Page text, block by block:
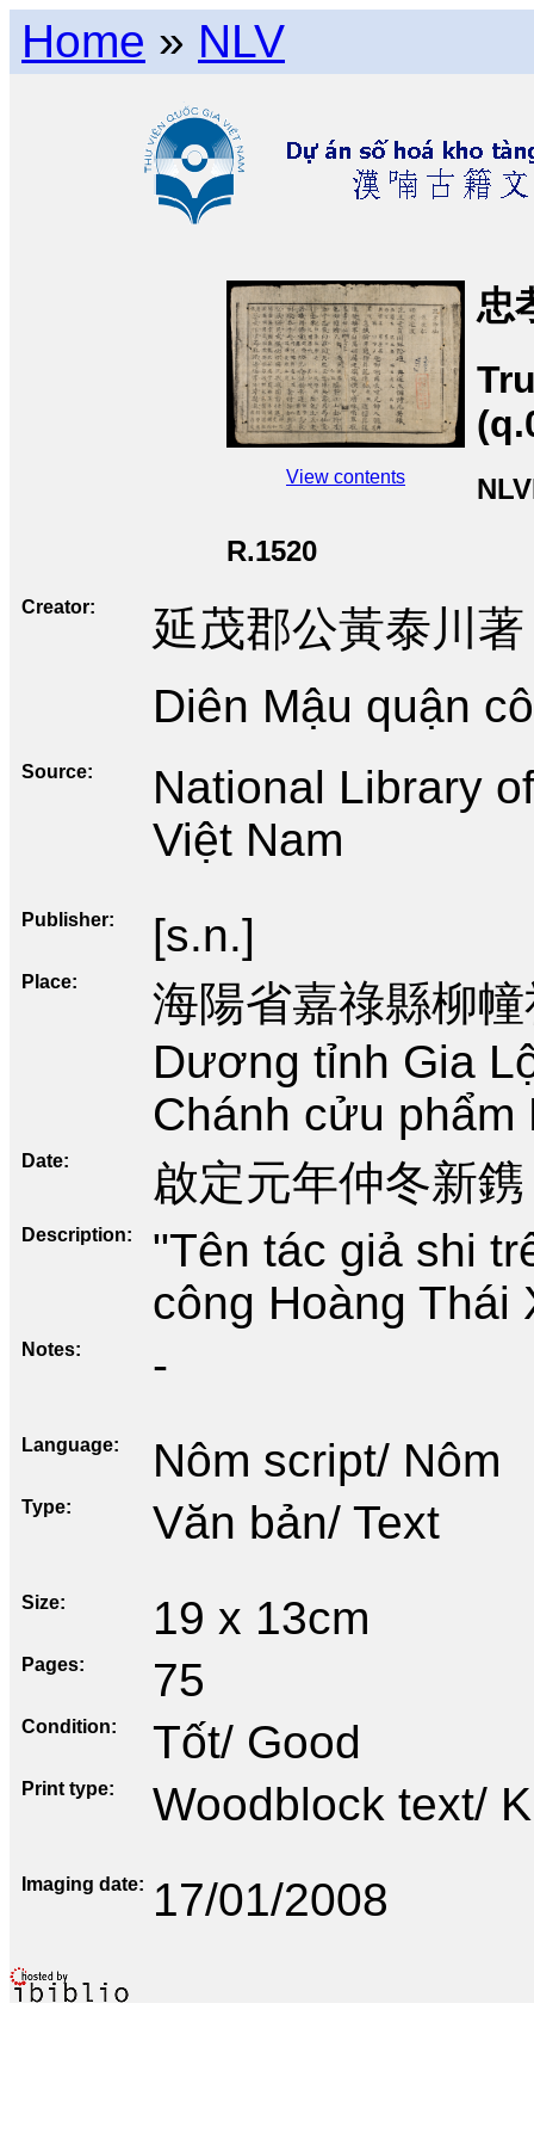
Home » NLV
View contents
忠
R.1520
Creator
延茂郡公黃泰川著
Diên Mậu quận
Source
National Library
Việt Nam
Publisher [s.n.]
Place
海陽省嘉祿縣柳
Dương tỉnh Gia
Chánh cửu phẩm
Date 啟定元年仲冬新鎸
Description
"Tên tác giả shi
công Hoàng Thái
Notes -
Language Nôm script/ Nôm
Type Văn bản/ Text
Size 19 x 13cm
Pages 75
Condition Tốt/ Good
Print type Woodblock text/
Imaging date 17/01/2008